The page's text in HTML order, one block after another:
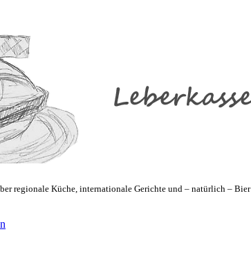
regionale Küche, internationale Gerichte und – natürlich – Bier